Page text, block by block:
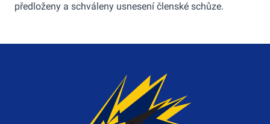
předloženy a schváleny usnesení členské schůze.